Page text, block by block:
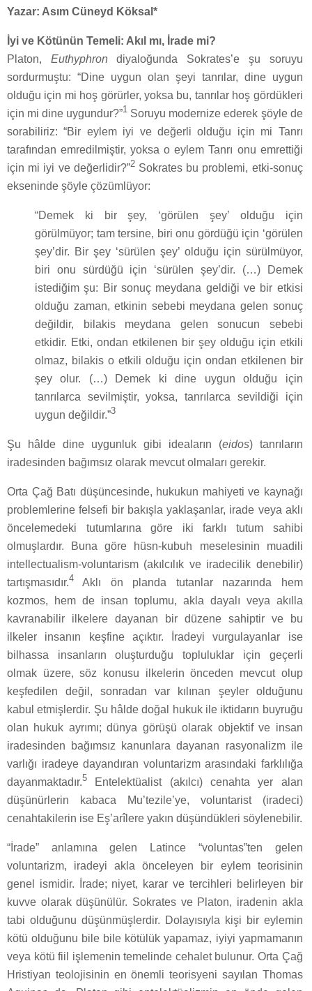
Yazar: Asım Cüneyd Köksal*
İyi ve Kötünün Temeli: Akıl mı, İrade mi?
Platon, Euthyphrondiyaloğunda Sokrates’e şu soruyu
sordurmuştu: “Dine uygun olan şeyi tanrılar, dine uygun
olduğu için mi hoş görürler, yoksa bu, tanrılar hoş gördükleri
için mi dine uygundur?”1 Soruyu modernize ederek şöyle de
sorabiliriz: “Bir eylem iyi ve değerli olduğu için mi Tanrı
tarafından emredilmiştir, yoksa o eylem Tanrı onu emrettiği
için mi iyi ve değerlidir?”2Sokrates bu problemi, etki-sonuç
ekseninde şöyle çözümlüyor:
“Demek ki bir şey, ‘görülen şey’ olduğu için
görülmüyor; tam tersine, biri onu gördüğü için ‘görülen
şey’dir. Bir şey ‘sürülen şey’ olduğu için sürülmüyor,
biri onu sürdüğü için ‘sürülen şey’dir. (…) Demek
istediğim şu: Bir sonuç meydana geldiği ve bir etkisi
olduğu zaman, etkinin sebebi meydana gelen sonuç
değildir, bilakis meydana gelen sonucun sebebi
etkidir. Etki, ondan etkilenen bir şey olduğu için etkili
olmaz, bilakis o etkili olduğu için ondan etkilenen bir
şey olur. (…) Demek ki dine uygun olduğu için
tanrılarca sevilmiştir, yoksa, tanrılarca sevildiği için
uygun değildir.”3
Şu hâlde dine uygunluk gibi ideaların (eidos) tanrıların
iradesinden bağımsız olarak mevcut olmaları gerekir.
Orta Çağ Batı düşüncesinde, hukukun mahiyeti ve kaynağı
problemlerine felsefi bir bakışla yaklaşanlar, irade veya aklı
öncelemedeki tutumlarına göre iki farklı tutum sahibi
olmuşlardır. Buna göre hüsn-kubuh meselesinin muadili
intellectualism-voluntarism (akılcılık ve iradecilik denebilir)
tartışmasıdır.4 Aklı ön planda tutanlar nazarında hem
kozmos, hem de insan toplumu, akla dayalı veya akılla
kavranabilir ilkelere dayanan bir düzene sahiptir ve bu
ilkeler insanın keşfine açıktır. İradeyi vurgulayanlar ise
bilhassa insanların oluşturduğu topluluklar için geçerli
olmak üzere, söz konusu ilkelerin önceden mevcut olup
keşfedilen değil, sonradan var kılınan şeyler olduğunu
kabul etmişlerdir. Şu hâlde doğal hukuk ile iktidarın buyruğu
olan hukuk ayrımı; dünya görüşü olarak objektif ve insan
iradesinden bağımsız kanunlara dayanan rasyonalizm ile
varlığı iradeye dayandıran voluntarizm arasındaki farklılığa
dayanmaktadır.5 Entelektüalist (akılcı) cenahta yer alan
düşünürlerin kabaca Mu’tezile’ye, voluntarist (iradeci)
cenahtakilerin ise Eş’arîlere yakın düşündükleri söylenebilir.
“İrade” anlamına gelen Latince “voluntas”ten gelen
voluntarizm, iradeyi akla önceleyen bir eylem teorisinin
genel ismidir. İrade; niyet, karar ve tercihleri belirleyen bir
kuvve olarak düşünülür. Sokrates ve Platon, iradenin akla
tabi olduğunu düşünmüşlerdir. Dolayısıyla kişi bir eylemin
kötü olduğunu bile bile kötülük yapamaz, iyiyi yapmamanın
veya kötü fiil işlemenin temelinde cehalet bulunur. Orta Çağ
Hristiyan teolojisinin en önemli teorisyeni sayılan Thomas